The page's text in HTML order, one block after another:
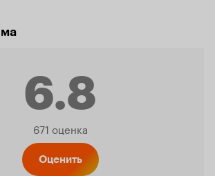
6.8
Рейтинг
671 оценка
Оценить